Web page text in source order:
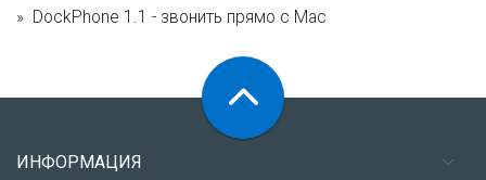
DockPhone 1.1 - звонить прямо с Mac
ИНФОРМАЦИЯ